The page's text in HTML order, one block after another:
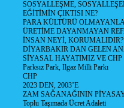
SOSYALLEŞME,
EĞİTİMİN ÇIKTISI NE?
PARA KÜLTÜRÜ
ÜRETİME DAYANMAYAN
İNSAN NEYİ, KORUMALIDIR?
DİYARBAKIR DAN GELEN
SİYASAL HAYATIMIZ VE CHP
Parksız Park, Ilgaz Milli Parkı
CHP
2023 DEN, 2003’E
ZAM SAĞANAĞININ
Toplu Taşımada Ücret Adaleti